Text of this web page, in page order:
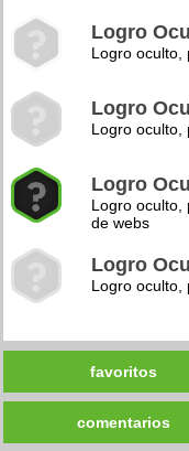
Logro
Logro oculto,
Logro
Logro oculto,
Logro
Logro oculto,
de webs
Logro
Logro oculto,
favoritos
comentarios